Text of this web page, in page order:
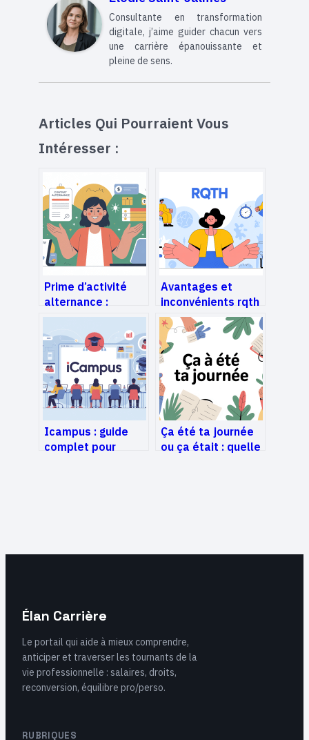
Consultante en transformation
digitale, j’aime guider chacun vers
une carrière épanouissante et
pleine de sens.
Articles Qui Pourraient Vous
Intéresser :
Prime d’activité
alternance :
conditions,
montants et
démarches en
2025
Avantages et
inconvénients rqth
: bien peser la
reconnaissance
travailleur
handicapé
Icampus : guide
complet pour
Ça été ta journée
ou ça était : quelle
Élan Carrière
Le portail qui aide à mieux comprendre,
anticiper et traverser les tournants de la
vie professionnelle : salaires, droits,
reconversion, équilibre pro/perso.
RUBRIQUES